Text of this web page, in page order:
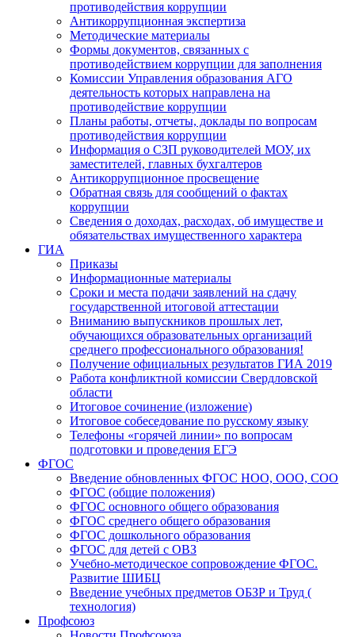
противодействия коррупции
Антикоррупционная экспертиза
Методические материалы
Формы документов, связанных с
противодействием коррупции для заполнения
Комиссии Управления образования АГО
деятельность которых направлена на
противодействие коррупции
Планы работы, отчеты, доклады по вопросам
противодействия коррупции
Информация о СЗП руководителей МОУ, их
заместителей, главных бухгалтеров
Антикоррупционное просвещение
Обратная связь для сообщений о фактах
коррупции
Сведения о доходах, расходах, об имуществе и
обязательствах имущественного характера
ГИА
Приказы
Информационные материалы
Сроки и места подачи заявлений на сдачу
государственной итоговой аттестации
Вниманию выпускников прошлых лет,
обучающихся образовательных организаций
среднего профессионального образования!
Получение официальных результатов ГИА 2019
Работа конфликтной комиссии Свердловской
области
Итоговое сочинение (изложение)
Итоговое собеседование по русскому языку
Телефоны «горячей линии» по вопросам
подготовки и проведения ЕГЭ
ФГОС
Введение обновленных ФГОС НОО, ООО, СОО
ФГОС (общие положения)
ФГОС основного общего образования
ФГОС среднего общего образования
ФГОС дошкольного образования
ФГОС для детей с ОВЗ
Учебно-методическое сопровождение ФГОС.
Развитие ШИБЦ
Введение учебных предметов ОБЗР и Труд (
технология)
Профсоюз